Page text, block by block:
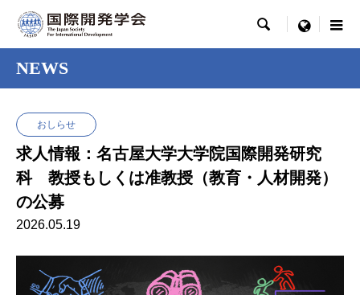
 menu
NEWS
おしらせ
求人情報：名古屋大学大学院国際開発研究
科 教授もしくは准教授（教育・人材開発）
の公募
2026.05.19